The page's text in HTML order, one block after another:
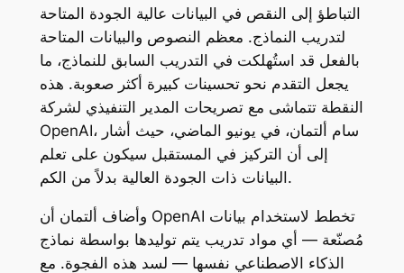
التباطؤ إلى النقص في البيانات عالية الجودة المتاحة
لتدريب النماذج. معظم النصوص والبيانات المتاحة
بالفعل قد استُهلكت في التدريب السابق للنماذج، ما
يجعل التقدم نحو تحسينات كبيرة أكثر صعوبة. هذه
النقطة تتماشى مع تصريحات المدير التنفيذي لشركة
OpenAI، سام ألتمان، في يونيو الماضي، حيث أشار
إلى أن التركيز في المستقبل سيكون على تعلم
البيانات ذات الجودة العالية بدلاً من الكم.
وأضاف ألتمان أن OpenAI تخطط لاستخدام بيانات
مُصنّعة — أي مواد تدريب يتم توليدها بواسطة نماذج
الذكاء الاصطناعي نفسها — لسد هذه الفجوة. مع